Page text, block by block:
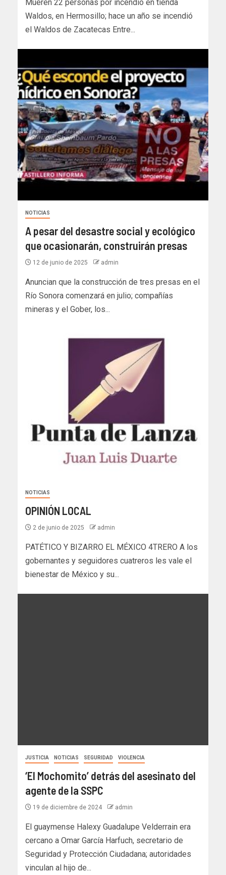
Mueren 22 personas por incendio en tienda
Waldos, en Hermosillo; hace un año se incendió
el Waldos de Zacatecas Entre...
NOTICIAS
A pesar del desastre social y ecológico
que ocasionarán, construirán presas
12 de junio de 2025 admin
Anuncian que la construcción de tres presas en el
Río Sonora comenzará en julio; compañías
mineras y el Gober, los...
NOTICIAS
OPINIÓN LOCAL
2 de junio de 2025 admin
PATÉTICO Y BIZARRO EL MÉXICO 4TRERO A los
gobernantes y seguidores cuatreros les vale el
bienestar de México y su...
JUSTICIA NOTICIAS SEGURIDAD VIOLENCIA
‘El Mochomito’ detrás del asesinato del
agente de la SSPC
19 de diciembre de 2024 admin
El guaymense Halexy Guadalupe Velderrain era
cercano a Omar García Harfuch, secretario de
Seguridad y Protección Ciudadana; autoridades
vinculan al hijo de...